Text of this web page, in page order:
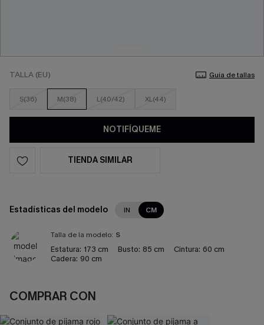
TALLA (EU) Guía de tallas
S(36) M(38) L(40/42) XL(44)
NOTIFÍQUEME
TIENDA SIMILAR
Estadísticas del modelo IN CM
Talla de la modelo: S
Estatura: 173 cm Busto: 85 cm Cintura: 60 cm
Cadera: 90 cm
COMPRAR CON